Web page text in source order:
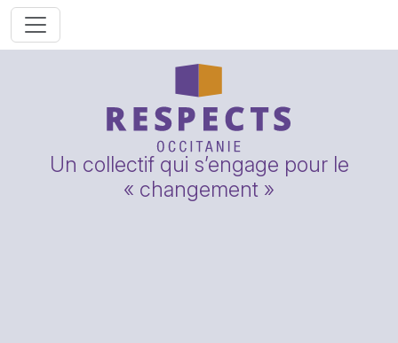
Un collectif qui s’engage pour le
« changement »